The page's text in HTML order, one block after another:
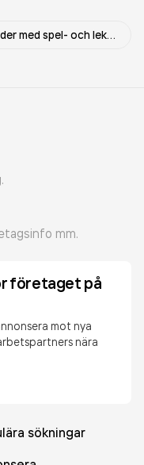
Detaljhandel via internet eller postorder med spel- och leksaker
mm.
företaget på
mot nya
nära
sökningar